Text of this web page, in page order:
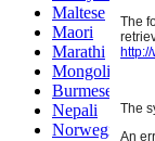
Maltese
Maori
Marathi
Mongolian
Burmese
Nepali
Norwegian